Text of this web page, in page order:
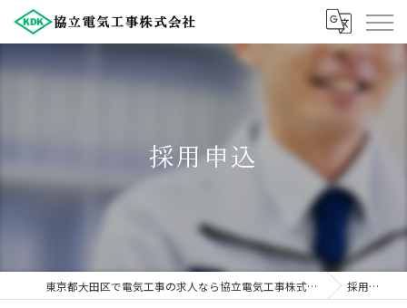
採用申込
東京都大田区で電気工事の求人なら協立電気工事株式会社 採用申込